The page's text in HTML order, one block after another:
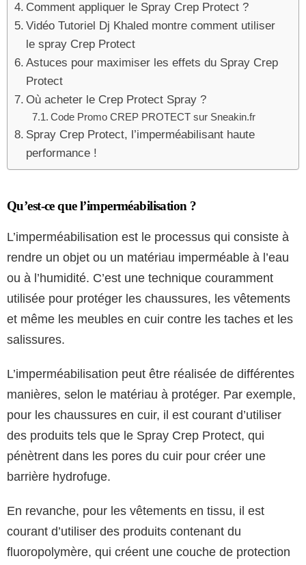
Comment appliquer le Spray Crep Protect ?
Vidéo Tutoriel Dj Khaled montre comment utiliser
le spray Crep Protect
Astuces pour maximiser les effets du Spray Crep
Protect
Où acheter le Crep Protect Spray ?
Code Promo CREP PROTECT sur Sneakin.fr
Spray Crep Protect, l’imperméabilisant haute
performance !
Qu’est-ce que l’imperméabilisation ?
L’imperméabilisation est le processus qui consiste à
rendre un objet ou un matériau imperméable à l’eau
ou à l’humidité. C’est une technique couramment
utilisée pour protéger les chaussures, les vêtements
et même les meubles en cuir contre les taches et les
salissures.
L’imperméabilisation peut être réalisée de différentes
manières, selon le matériau à protéger. Par exemple,
pour les chaussures en cuir, il est courant d’utiliser
des produits tels que le Spray Crep Protect, qui
pénètrent dans les pores du cuir pour créer une
barrière hydrofuge.
En revanche, pour les vêtements en tissu, il est
courant d’utiliser des produits contenant du
fluoropolymère, qui créent une couche de protection